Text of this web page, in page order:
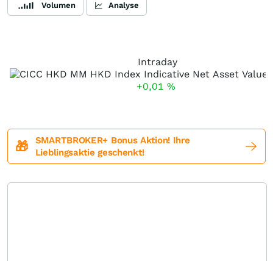
Volumen Analyse
Intraday
+0,01 %
🎁
SMARTBROKER+ Bonus Aktion! Ihre
Lieblingsaktie geschenkt!